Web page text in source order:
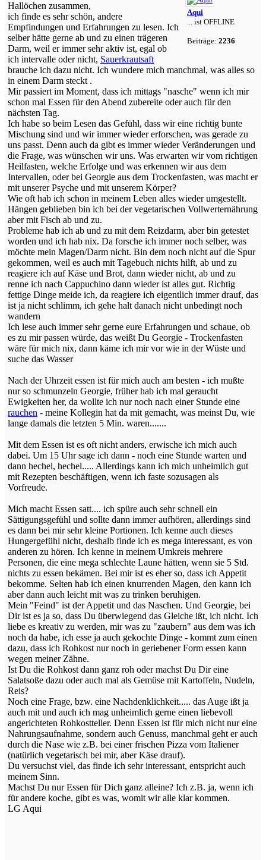
Aqui
... ist OFFLINE
Beiträge: 2236
Hallöchen zusammen,
ich finde es sehr schön, andere
Empfindungen und Erfahrungen zu lesen. Ich
selber hätte gerne ab und zu einen trägeren
Darm, weil er immer sehr aktiv ist, egal ob
ich intervalle oder nicht, Sauerkrautsaft
brauche ich dazu nicht. Ich wundere mich manchmal, was alles so
in einem Darm steckt .
Mir passiert im Moment, dass ich mittags "nasche" wenn ich mir
schon mal Essen für den Abend zubereite oder auch für den
nächsten Tag.
Ich habe so beim Lesen das Gefühl, dass wir eine richtig bunte
Mischung sind und wir immer wieder erforschen, was gerade zu
uns passt. Denn auch da gibt es immer wieder Veränderungen und
die Frage, was wünschen wir uns. Was erwarten wir vom richtigen
Heilfasten, welche Erfolge und was erkennen wir aus dem
Intervallen, oder bei Georgie aus dem Trockenfasten, was macht er
mit unserer Psyche und mit unserem Körper?
Wie oft hab ich schon in meinem Leben alles wieder umgestellt.
Hängen geblieben bin ich bei der vegetarischen Vollwerternährung
aber mit Fisch ab und zu.
Probleme hab ich ab und zu mit dem Reizdarm, aber bin getestet
worden und ich hab nix. Da forsche ich immer noch selber, was
möchte mein Magen/Darm nicht. Bin dem noch nicht auf die Spur
gekommen, weil es auch mit Tagebuch nichts hilft, ab und zu
reagiere ich auf Käse und Brot, dann wieder nicht, ab und zu
renne ich nach Cappuchino dann wieder ist alles gut. Richtig
fettige Dinge meide ich, da reagiere ich eigentlich immer drauf, das
ist ja nicht schlimm, ich gehe halt danach nicht unbedingt noch
wandern
Ich lese auch immer sehr gerne eure Erfahrungen und schaue, ob
es zu mir passen würde, das weißt Du Georgie - Trockenfasten
wäre für mich nix, dann käme ich mir vor wie in der Wüste und
suche das Wasser
Nach der Uhrzeit essen ist für mich auch am besten - ich mußte
nur so schmunzeln Georgie, früher hab ich mal geraucht
Ewigkeiten her, da wollte ich nur noch nach einer Stunde eine
rauchen - meine Kollegin hat da mit gemacht, was meinst Du, wie
lange damals die letzten 5 Min. waren.......
Mit dem Essen ist es oft nicht anders, erwische ich mich auch
dabei. Um 15 Uhr sage ich dann - noch eine Stunde warten und
dann hechel, hechel..... Allerdings kann ich mich unheimlich gut
mit Rezepten beschäftigen, wenn ich faste sozusagen als
Vorfreude.
Mich macht Essen satt.... ich spüre auch sehr schnell ein
Sättigungsgefühl und sollte dann immer aufhören, allerdings sind
es dann bei mir sehr kleine Portionen. Ich kenne auch dieses
Hungergefühl nicht, deshalb finde ich es mega interessant, es von
anderen zu hören. Ich kenne in meinem Umkreis mehrere
Personen, die eine mega schlechte Laune hätten, wenn sie 5 Std.
nichts zu essen bekämen. Bei mir ist es eher so, dass ich Appetit
bekomme. Selten hab ich einen knurrenden Magen, den kann ich
aber dann auch leicht mit was zu trinken beruhigen.
Mein "Feind" ist der Appetit und das Naschen. Und Georgie, bei
Dir ist es ja so, dass Du überwiegend das Gleiche ißt, ich nicht. Ich
liebe es kreativ zu werden, mir was zu "zaubern" aus dem was ich
noch da habe, ich esse ja auch gekochte Dinge - kommt zum einen
dazu, dass ich Rohkost nur noch in geriebener Form essen kann
wegen meiner Zähne.
Ist Du die Rohkost dann ganz roh oder machst Du Dir eine
Salatsoße dazu oder auch mal als Gemüse mit Kartoffeln, Nudeln,
Reis?
Noch eine Frage, bzw. eine Nachdenklichkeit..... das Auge ißt ja
auch mit und auch ich mag unheimlich gerne einen liebevoll
angerichteten Rohkostteller. Denn Essen ist für mich nicht nur eine
Nahrungsaufnahme, sondern auch Genuss, manchmal geht er auch
durch die Nase wie z.B. bei einer frischen Pizza vom Italiener
(natürlich vegetarisch bei mir, aber Käse drauf).
Du versuchst viel, das finde ich sehr interessant, entspricht auch
meinem Sinn.
Machst Du nur Essen für Dich ganz alleine? Ich z.B. ja, wenn ich
für andere koche, gibt es was, womit wir alle klar kommen.
LG Aqui